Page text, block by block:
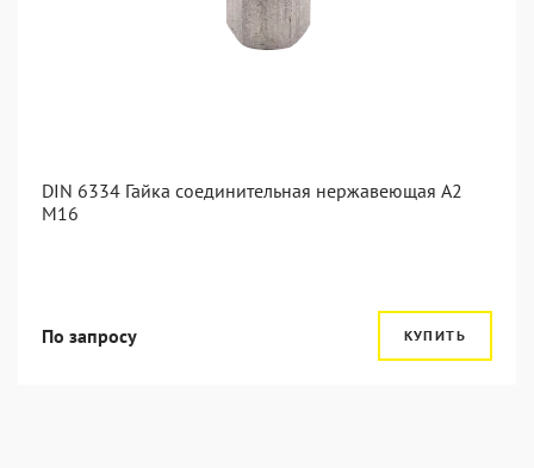
DIN 6334 Гайка соединительная нержавеющая А2
М16
По запросу КУПИТЬ